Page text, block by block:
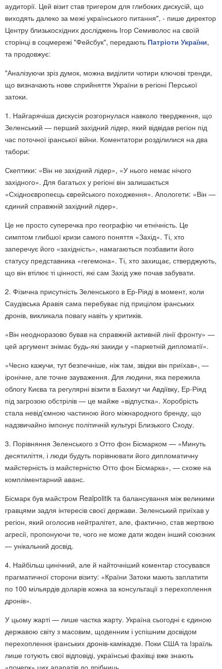
аудиторії. Цей візит став тригером для глибоких дискусій, що
виходять далеко за межі українського питання", - пише директор
Центру близькосхідних досліджень Ігор Семиволос на своїй
сторінці в соцмережі "Фейсбук", передають Патріоти України,
та продовжує:
"Аналізуючи зріз думок, можна виділити чотири ключові тренди,
що визначають нове сприйняття України в регіоні Перської
затоки.
1. Найгарячіша дискусія розгорнулася навколо твердження, що
Зеленський — перший західний лідер, який відвідав регіон під
час поточної іранської війни. Коментатори розділилися на два
табори:
Скептики: «Він не західний лідер», «У нього немає нічого
західного». Для багатьох у регіоні він залишається
«Східноєвропеєць єврейського походження». Апологети: «Він —
єдиний справжній західний лідер».
Це не просто суперечка про географію чи етнічність. Це
симптом глибшої кризи самого поняття «Захід». Ті, хто
заперечує його «західність», намагаються позбавити його
статусу представника «гегемона». Ті, хто захищає, стверджують,
що він втілює ті цінності, які сам Захід уже почав забувати.
2. Фізична присутність Зеленського в Ер-Ріяді в момент, коли
Саудівська Аравія сама перебуває під прицілом іранських
дронів, викликала повагу навіть у критиків.
«Він неодноразово бував на справжній активній лінії фронту» —
цей аргумент знімає будь-які закиди у «паркетній дипломатії».
«Чесно кажучи, тут безпечніше, ніж там, звідки він приїхав», —
іронічне, але точне зауваження. Для людини, яка пережила
облогу Києва та регулярні візити в Бахмут чи Авдіївку, Ер-Ріяд
під загрозою обстрілів — це майже «відпустка». Хоробрість
стала невід'ємною частиною його міжнародного бренду, що
надзвичайно імпонує політичній культурі Близького Сходу.
3. Порівняння Зеленського з Отто фон Бісмарком — «Минуть
десятиліття, і люди будуть порівнювати його дипломатичну
майстерність із майстерністю Отто фон Бісмарка», — схоже на
компліментарний аванс.
Бісмарк був майстром Realpolitik та балансування між великими
гравцями задля інтересів своєї держави. Зеленський приїхав у
регіон, який оголосив нейтралітет, але, фактично, став жертвою
агресії, пропонуючи те, чого не може дати жоден інший союзник
— унікальний досвід.
4. Найбільш цинічний, але й найточніший коментар стосувався
прагматичної сторони візиту: «Країни Затоки мають заплатити
по 100 мільярдів доларів кожна за консультації з перехоплення
дронів».
У цьому жарті — лише частка жарту. Україна сьогодні є єдиною
державою світу з масовим, щоденним і успішним досвідом
перехоплення іранських дронів-камікадзе. Поки США та Ізраїль
лише готують свої відповіді, українські фахівці вже знають